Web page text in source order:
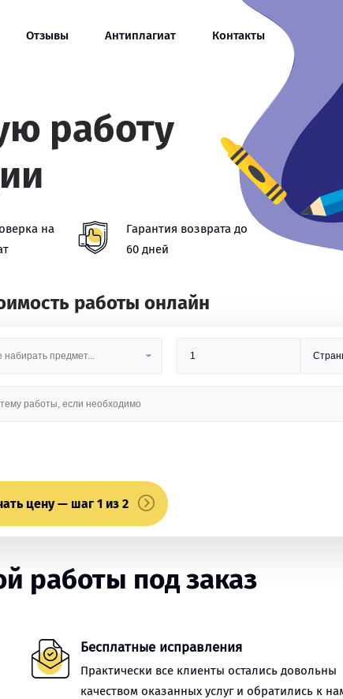
Отзывы Антиплагиат Контакты
работу
на
Гарантия возврата до
60 дней
работы онлайн
цену — шаг 1 из 2
работы под заказ
Бесплатные исправления
Практически все клиенты остались довольны
качеством оказанных услуг и обратились к